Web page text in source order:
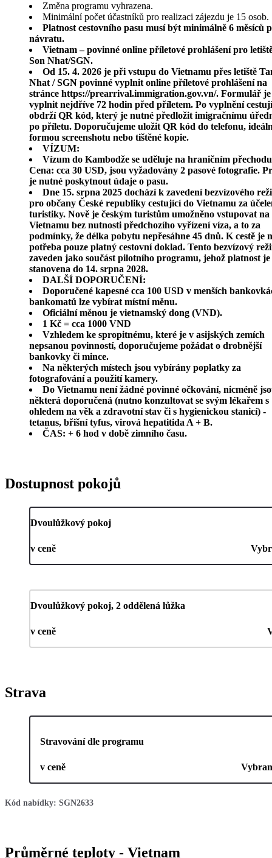
Změna programu vyhrazena.
Minimální počet účastníků pro realizaci zájezdu je 15 osob.
Platnost cestovního pasu musí být minimálně 6 měsíců
návratu.
Vietnam – povinné online příletové prohlášení pro
Son Nhat/SGN.
Od 15. 4. 2026 je při vstupu do Vietnamu přes letiště
Nhat / SGN povinné vyplnit online příletové prohlášení na
stránce https://prearrival.immigration.gov.vn/. Formulář
vyplnit nejdříve 72 hodin před příletem. Po vyplnění
obdrží QR kód, který je nutné předložit imigračnímu
po příletu. Doporučujeme uložit QR kód do telefonu,
formou screenshotu nebo tištěné kopie.
VÍZUM:
Vízum do Kambodže se uděluje na hraničním
Cena: cca 30 USD, jsou vyžadovány 2 pasové fotografie.
je nutné poskytnout údaje o pasu.
Dne 15. srpna 2025 dochází k zavedení bezvízového
pro občany České republiky cestující do Vietnamu za
turistiky. Nově je českým turistům umožněno vstupovat na
Vietnamu bez nutnosti předchozího vyřízení víza, a to za
podmínky, že délka pobytu nepřesáhne 45 dnů. K cestě je
potřeba pouze platný cestovní doklad. Tento bezvízový
zaveden jako součást pilotního programu, jehož platnost je
stanovena do 14. srpna 2028.
DALŠÍ DOPORUČENÍ:
Doporučené kapesné cca 100 USD v menších
bankomatů lze vybírat místní měnu.
Oficiální měnou je vietnamský dong (VND).
1 Kč = cca 1000 VND
Vzhledem ke spropitnému, které je v asijských zemích
nepsanou povinností, doporučujeme požádat o drobnější
bankovky či mince.
Na některých místech jsou vybírány poplatky za
fotografování a použití kamery.
Do Vietnamu není žádné povinné očkování, nicméně
některá doporučená (nutno konzultovat se svým lékařem s
ohledem na věk a zdravotní stav či s hygienickou stanicí) -
tetanus, břišní tyfus, virová hepatitida A + B.
ČAS: + 6 hod v době zimního času.
Dostupnost pokojů
Dvoulůžkový pokoj
v ceně
Dvoulůžkový pokoj, 2 oddělená lůžka
v ceně
Strava
Stravování dle programu
v ceně
Kód nabídky: SGN2633
Průměrné teploty - Vietnam